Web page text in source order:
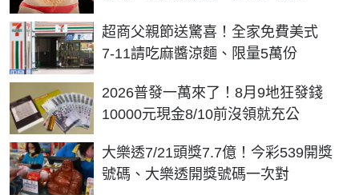
超商父親節送驚喜！全家免費美式
7-11請吃麻醬涼麵、限量5萬份
2026普發一萬來了！8月9地狂發錢
10000元現金8/10前沒領就充公
大樂透7/21頭獎7.7億！今彩539開獎
號碼、大樂透開獎號碼一次對